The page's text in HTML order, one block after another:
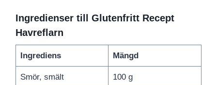
Ingredienser till Glutenfritt Recept
Havreflarn
Ingrediens Mängd
Smör, smält 100 g